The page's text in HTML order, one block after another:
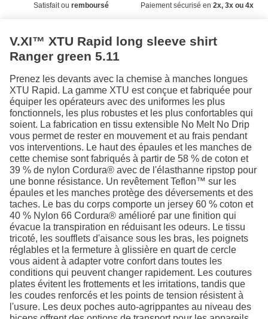
Satisfait ou remboursé Paiement sécurisé en 2x, 3x ou 4x
V.XI™ XTU Rapid long sleeve shirt
Ranger green 5.11
Prenez les devants avec la chemise à manches longues
XTU Rapid. La gamme XTU est conçue et fabriquée pour
équiper les opérateurs avec des uniformes les plus
fonctionnels, les plus robustes et les plus confortables qui
soient. La fabrication en tissu extensible No Melt No Drip
vous permet de rester en mouvement et au frais pendant
vos interventions. Le haut des épaules et les manches de
cette chemise sont fabriqués à partir de 58 % de coton et
39 % de nylon Cordura® avec de l'élasthanne ripstop pour
une bonne résistance. Un revêtement Teflon™ sur les
épaules et les manches protège des déversements et des
taches. Le bas du corps comporte un jersey 60 % coton et
40 % Nylon 66 Cordura® amélioré par une finition qui
évacue la transpiration en réduisant les odeurs. Le tissu
tricoté, les soufflets d'aisance sous les bras, les poignets
réglables et la fermeture à glissière en quart de cercle
vous aident à adapter votre confort dans toutes les
conditions qui peuvent changer rapidement. Les coutures
plates évitent les frottements et les irritations, tandis que
les coudes renforcés et les points de tension résistent à
l'usure. Les deux poches auto-agrippantes au niveau des